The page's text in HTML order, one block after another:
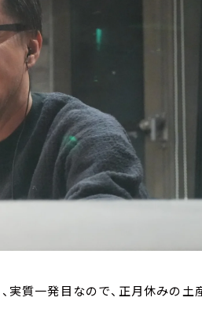
質一発目なので、正月休みの土